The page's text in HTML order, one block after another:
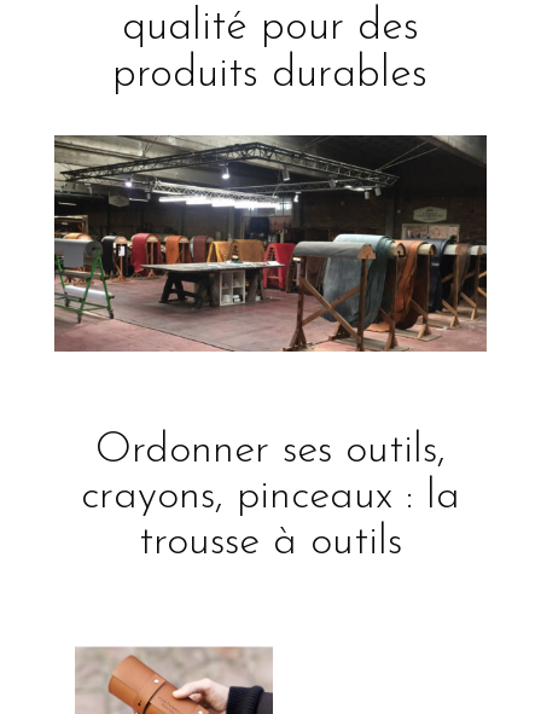
qualité pour des
produits durables
Ordonner ses outils,
crayons, pinceaux : la
trousse à outils